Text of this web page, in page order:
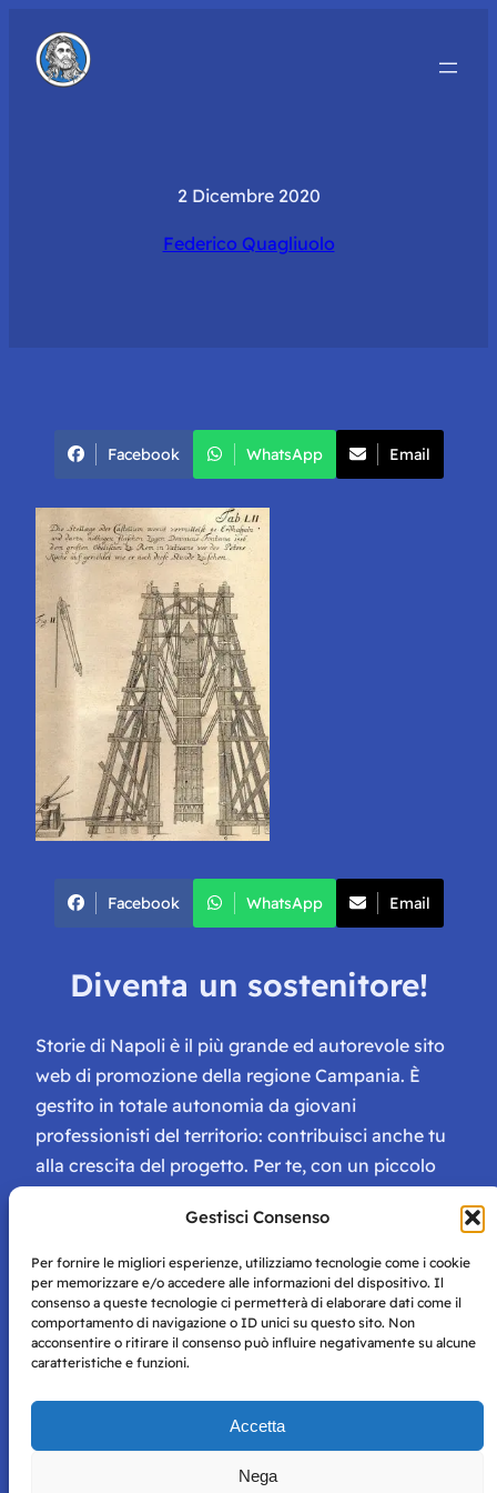
Gestisci Consenso
Per fornire le migliori esperienze, utilizziamo tecnologie come i cookie
per memorizzare e/o accedere alle informazioni del dispositivo. Il
consenso a queste tecnologie ci permetterà di elaborare dati come il
comportamento di navigazione o ID unici su questo sito. Non
acconsentire o ritirare il consenso può influire negativamente su alcune
caratteristiche e funzioni.
Accetta
Nega
2 Dicembre 2020
Federico Quagliuolo
Facebook WhatsApp Email
Facebook WhatsApp Email
Diventa un sostenitore!
Storie di Napoli è il più grande ed autorevole sito
web di promozione della regione Campania. È
gestito in totale autonomia da giovani
professionisti del territorio: contribuisci anche tu
alla crescita del progetto. Per te, con un piccolo
tessera di Storie Campane, libri e magazine gratis
e inviti ad eventi esclusivi!
Storie di Napoli è una testata registrata presso il tribunale di
per mero scopo didattico e informativo.